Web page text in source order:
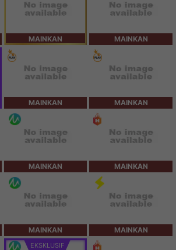
MAINKAN MAINKAN
MAINKAN MAINKAN
MAINKAN MAINKAN
MAINKAN MAINKAN
EKSKLUSIF